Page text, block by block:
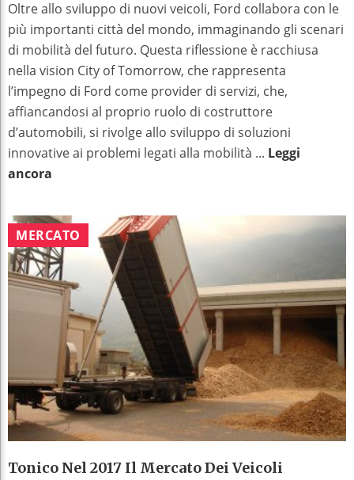
Oltre allo sviluppo di nuovi veicoli, Ford collabora con le
più importanti città del mondo, immaginando gli scenari
di mobilità del futuro. Questa riflessione è racchiusa
nella vision City of Tomorrow, che rappresenta
l’impegno di Ford come provider di servizi, che,
affiancandosi al proprio ruolo di costruttore
d’automobili, si rivolge allo sviluppo di soluzioni
innovative ai problemi legati alla mobilità ... Leggi
ancora
MERCATO
Tonico Nel 2017 Il Mercato Dei Veicoli